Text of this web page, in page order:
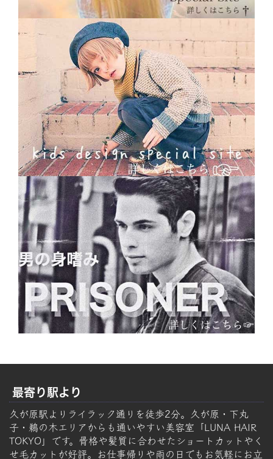
最寄り駅より
久が原駅よりライラック通りを徒歩2分。久が原・下丸
子・鵜の木エリアからも通いやすい美容室「LUNA HAIR
TOKYO」です。骨格や髪質に合わせたショートカットやく
せ毛カットが好評。お仕事帰りや雨の日でもお気軽にお立